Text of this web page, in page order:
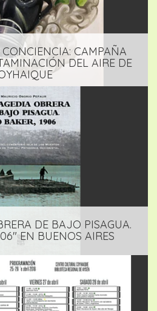
CAMPAÑA
DEL AIRE DE
DE BAJO PISAGUA.
EN BUENOS AIRES